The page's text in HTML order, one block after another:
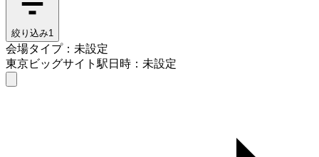
絞り込み1
会場タイプ：未設定
東京ビッグサイト駅日時：未設定